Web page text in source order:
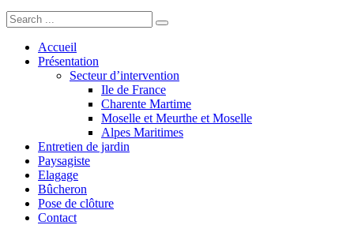
Accueil
Présentation
Secteur d’intervention
Ile de France
Charente Martime
Moselle et Meurthe et Moselle
Alpes Maritimes
Entretien de jardin
Paysagiste
Elagage
Bûcheron
Pose de clôture
Contact